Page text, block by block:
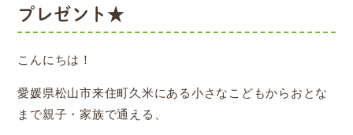
プレゼント★
こんにちは！
愛媛県松山市来住町久米にある小さなこどもからおとな
まで親子・家族で通える、